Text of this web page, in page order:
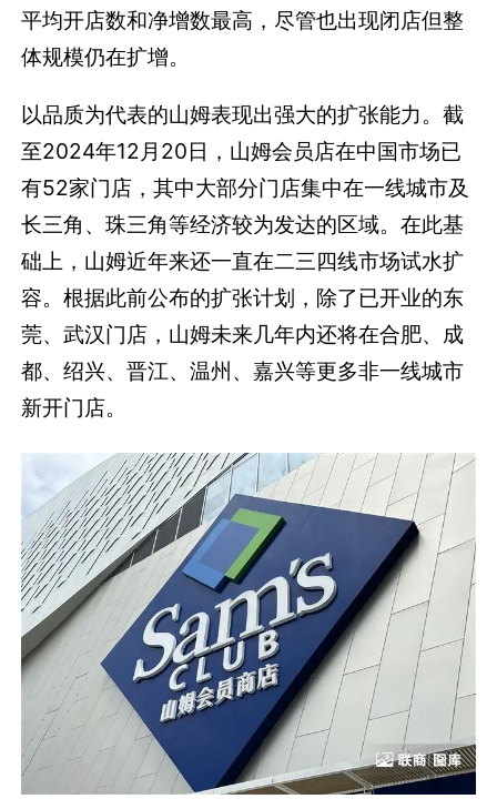
平均开店数和净增数最高，尽管也出现闭店但整
体规模仍在扩增‌。
以品质为代表的山姆表现出强大的扩张能力。截
至2024年12月20日，山姆会员店在中国市场已
有52家门店，其中大部分门店集中在一线城市及
长三角、珠三角等经济较为发达的区域。在此基
础上，山姆近年来还一直在二三四线市场试水扩
容。根据此前公布的扩张计划，除了已开业的东
莞、武汉门店，山姆未来几年内还将在合肥、成
都、绍兴、晋江、温州、嘉兴等更多非一线城市
新开门店。